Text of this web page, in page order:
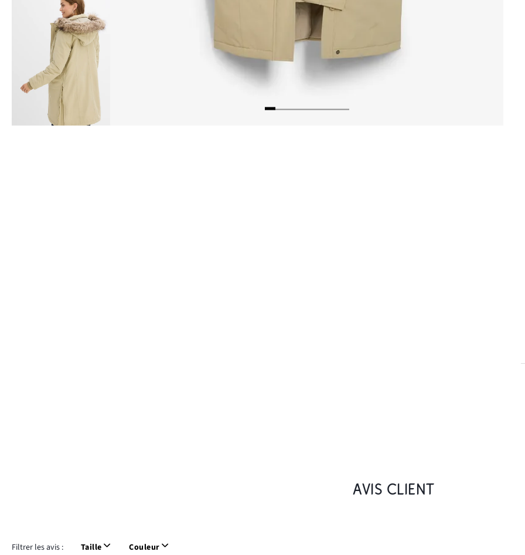
AVIS CLIENT
Filtrer les avis : Taille Couleur